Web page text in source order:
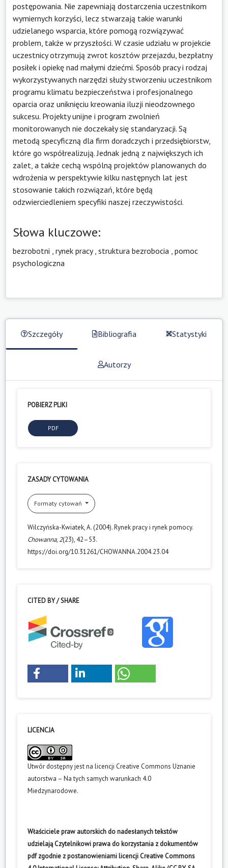
postępowania. Nie zapewniają dostarczenia uczestnikom
wymiernych korzyści, lecz stwarzają takie warunki
udzielanego wsparcia, które pomogą rozwiązywać
problem, także w przyszłości. W czasie udziału w projekcie
uczestnicy otrzymują zwrot kosztów przejazdu, bezpłatny
posiłek i opiekę nad małymi dziećmi. Sposób pracy i rodzaj
wykorzystywanych narzędzi służy stworzeniu uczestnikom
programu klimatu bezpieczeństwa i profesjonalnego
oparcia oraz uniknięciu kreowania iluzji nieodzownego
sukcesu. Projekty unijne i program zwolnień
monitorowanych nie doczekały się standaryzacji. Są
metodą specyficzną dla firm doradczych i przedsiębiorstw,
które go współrealizują. Jednak jedną z największych ich
zalet, a także cechą wspólną projektów planowanych do
wdrożenia w perspektywie kilku następnych lat jest
stosowanie takich rozwiązań, które będą
odzwierciedleniem specyfiki naszej rzeczywistości.
Słowa kluczowe:
bezrobotni rynek pracy, struktura bezrobocia pomoc
psychologiczna
Szczegóły Bibliografia Statystyki
Autorzy
POBIERZ PLIKI
PDF
ZASADY CYTOWANIA
Formaty cytowań
Wilczyńska-Kwiatek, A. (2004). Rynek pracy i rynek pomocy.
Chowanna, 2(23), 42–53.
https://doi.org/10.31261/CHOWANNA.2004.23.04
CITED BY / SHARE
0
LICENCJA
Utwór dostępny jest na licencji Creative Commons Uznanie
autorstwa – Na tych samych warunkach 4.0
Miedzynarodowe.
Właściciele praw autorskich do nadesłanych tekstów
udzielają Czytelnikowi prawa do korzystania z dokumentów
pdf zgodnie z postanowieniami licencji Creative Commons